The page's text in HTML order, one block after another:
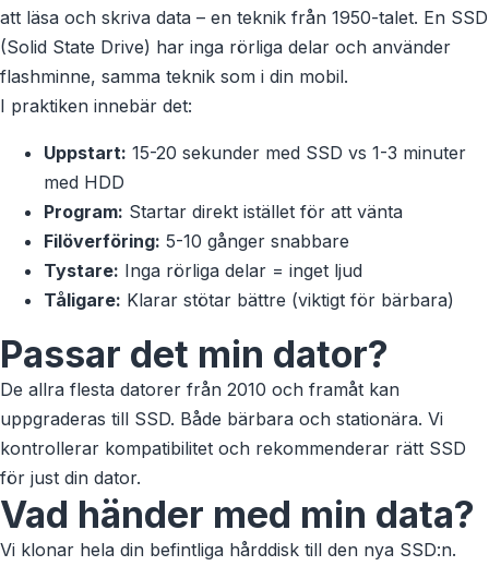
att läsa och skriva data – en teknik från 1950-talet. En SSD
(Solid State Drive) har inga rörliga delar och använder
flashminne, samma teknik som i din mobil.
I praktiken innebär det:
Uppstart: 15-20 sekunder med SSD vs 1-3 minuter
med HDD
Program: Startar direkt istället för att vänta
Filöverföring: 5-10 gånger snabbare
Tystare: Inga rörliga delar = inget ljud
Tåligare: Klarar stötar bättre (viktigt för bärbara)
Passar det min dator?
De allra flesta datorer från 2010 och framåt kan
uppgraderas till SSD. Både bärbara och stationära. Vi
kontrollerar kompatibilitet och rekommenderar rätt SSD
för just din dator.
Vad händer med min data?
Vi klonar hela din befintliga hårddisk till den nya SSD:n.